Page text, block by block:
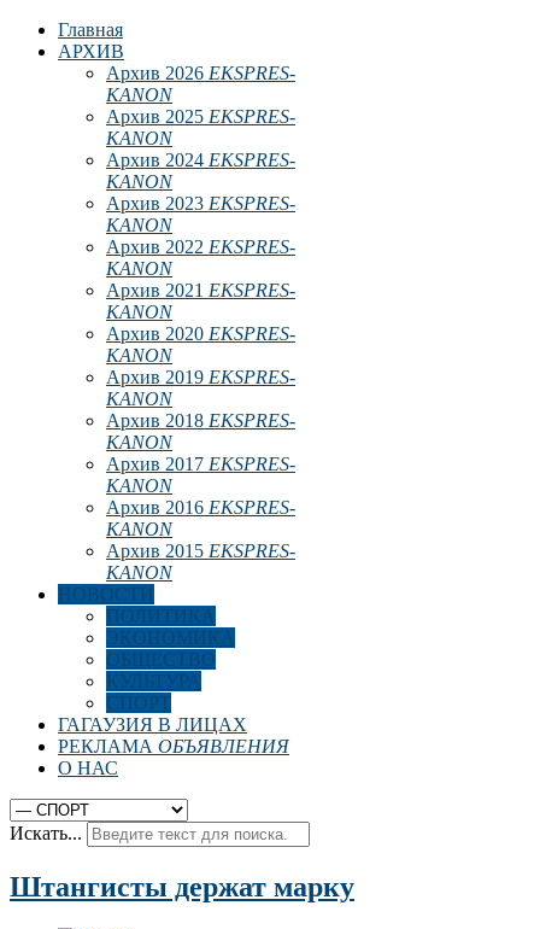
Главная
АРХИВ
Архив 2026 EKSPRES-
KANON
Архив 2025 EKSPRES-
KANON
Архив 2024 EKSPRES-
KANON
Архив 2023 EKSPRES-
KANON
Архив 2022 EKSPRES-
KANON
Архив 2021 EKSPRES-
KANON
Архив 2020 EKSPRES-
KANON
Архив 2019 EKSPRES-
KANON
Архив 2018 EKSPRES-
KANON
Архив 2017 EKSPRES-
KANON
Архив 2016 EKSPRES-
KANON
Архив 2015 EKSPRES-
KANON
НОВОСТИ
ПОЛИТИКА
ЭКОНОМИКА
ОБЩЕСТВО
КУЛЬТУРА
СПОРТ
ГАГАУЗИЯ В ЛИЦАХ
РЕКЛАМА ОБЪЯВЛЕНИЯ
О НАС
Искать...
Штангисты держат марку